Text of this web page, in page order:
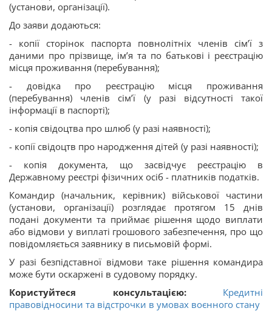
(установи, організації).
До заяви додаються:
- копії сторінок паспорта повнолітніх членів сім’ї з
даними про прізвище, ім’я та по батькові і реєстрацію
місця проживання (перебування);
- довідка про реєстрацію місця проживання
(перебування) членів сім’ї (у разі відсутності такої
інформації в паспорті);
- копія свідоцтва про шлюб (у разі наявності);
- копії свідоцтв про народження дітей (у разі наявності);
- копія документа, що засвідчує реєстрацію в
Державному реєстрі фізичних осіб - платників податків.
Командир (начальник, керівник) військової частини
(установи, організації) розглядає протягом 15 днів
подані документи та приймає рішення щодо виплати
або відмови у виплаті грошового забезпечення, про що
повідомляється заявнику в письмовій формі.
У разі безпідставної відмови таке рішення командира
може бути оскаржені в судовому порядку.
Користуйтеся консультацією:
Кредитні
правовідносини та відстрочки в умовах воєнного стану